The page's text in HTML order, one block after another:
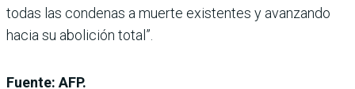
todas las condenas a muerte existentes y avanzando
hacia su abolición total”.
Fuente: AFP.